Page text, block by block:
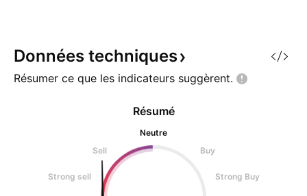
Données techniques
Résumer ce que les indicateurs suggèrent.
Résumé
Neutre
Sell
Buy
Strong sell Strong Buy